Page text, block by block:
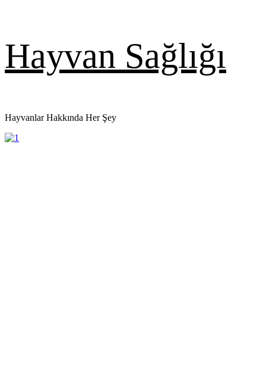
Hayvan Sağlığı
Hayvanlar Hakkında Her Şey